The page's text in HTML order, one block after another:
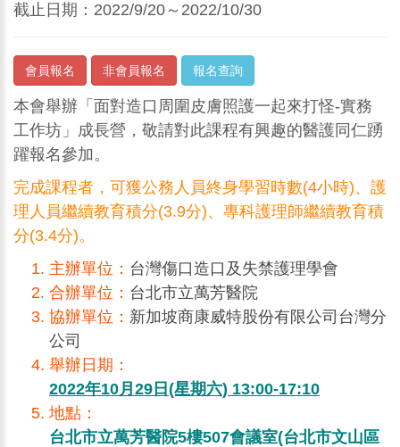
截止日期：2022/9/20～2022/10/30
會員報名 非會員報名 報名查詢
本會舉辦「面對造口周圍皮膚照護一起來打怪-實務
工作坊」成長營，敬請對此課程有興趣的醫護同仁踴
躍報名參加。
完成課程者，可獲公務人員終身學習時數(4小時)、護
理人員繼續教育積分(3.9分)、專科護理師繼續教育積
分(3.4分)。
主辦單位： 台灣傷口造口及失禁護理學會
合辦單位： 台北市立萬芳醫院
協辦單位： 新加坡商康威特股份有限公司台灣分
公司
舉辦日期：
2022年10月29日(星期六) 13:00-17:10
地點：
台北市立萬芳醫院5樓507會議室(台北市文山區